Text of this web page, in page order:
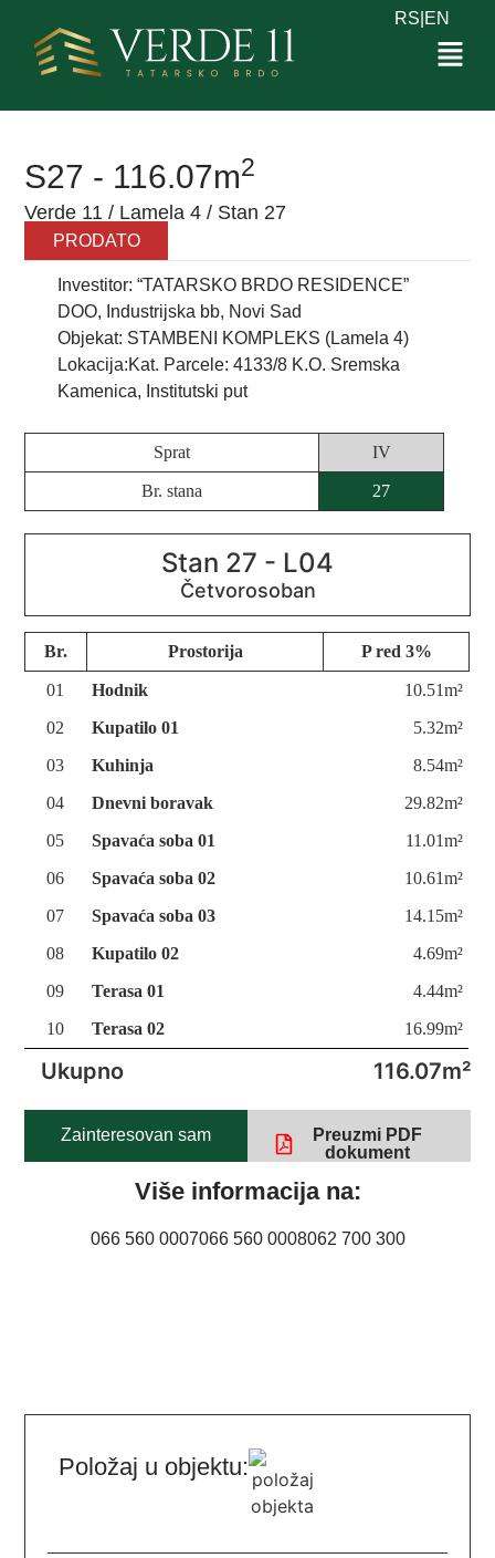
RS EN
S27 - 116.07m2
Verde 11 / Lamela 4 / Stan 27
PRODATO
Investitor: “TATARSKO BRDO RESIDENCE”
DOO, Industrijska bb, Novi Sad
Objekat: STAMBENI KOMPLEKS (Lamela 4)
Lokacija:Kat. Parcele: 4133/8 K.O. Sremska
Kamenica, Institutski put
Sprat IV
Br. stana 27
Stan 27 - L04
Br. Prostorija P red 3%
01 Hodnik
10.51m²
02
Kupatilo 01
5.32m²
03
Kuhinja
8.54m²
04
Dnevni boravak
29.82m²
05
Spavaća soba 01
11.01m²
06
Spavaća soba 02
10.61m²
07
Spavaća soba 03
14.15m²
08
Kupatilo 02
4.69m²
09
Terasa 01
4.44m²
10
Terasa 02 16.99m²
Ukupno 116.07m²
Zainteresovan sam
Preuzmi PDF
dokument
Više informacija na:
066 560 0007066 560 0008062 700 300
Položaj u objektu: